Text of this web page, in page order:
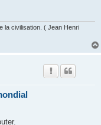
la civilisation. ( Jean Henri